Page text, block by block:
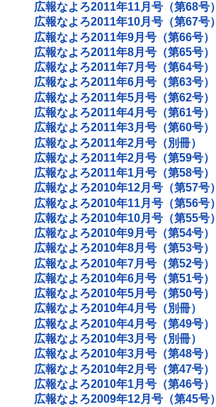
広報なよろ2011年11月号（第68号）
広報なよろ2011年10月号（第67号）
広報なよろ2011年9月号（第66号）
広報なよろ2011年8月号（第65号）
広報なよろ2011年7月号（第64号）
広報なよろ2011年6月号（第63号）
広報なよろ2011年5月号（第62号）
広報なよろ2011年4月号（第61号）
広報なよろ2011年3月号（第60号）
広報なよろ2011年2月号（別冊）
広報なよろ2011年2月号（第59号）
広報なよろ2011年1月号（第58号）
広報なよろ2010年12月号（第57号）
広報なよろ2010年11月号（第56号）
広報なよろ2010年10月号（第55号）
広報なよろ2010年9月号（第54号）
広報なよろ2010年8月号（第53号）
広報なよろ2010年7月号（第52号）
広報なよろ2010年6月号（第51号）
広報なよろ2010年5月号（第50号）
広報なよろ2010年4月号（別冊）
広報なよろ2010年4月号（第49号）
広報なよろ2010年3月号（別冊）
広報なよろ2010年3月号（第48号）
広報なよろ2010年2月号（第47号）
広報なよろ2010年1月号（第46号）
広報なよろ2009年12月号（第45号）